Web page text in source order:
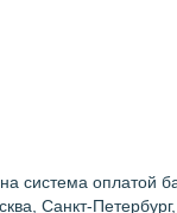
система оплатой
Санкт-